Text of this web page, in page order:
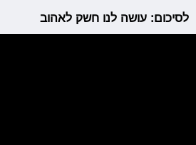
לסיכום: עושה לנו חשק לאהוב